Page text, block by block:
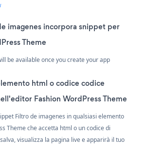
imagenes incorpora snippet per
Theme
be available once you create your app
html o codice codice
Fashion WordPress Theme
Filtro de imagenes in qualsiasi elemento
Theme che accetta html o un codice di
visualizza la pagina live e apparirà il tuo